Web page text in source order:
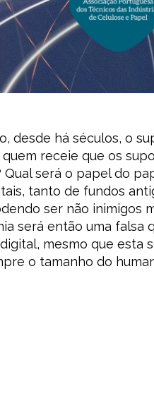
desde há séculos, o
receie que os
será o papel do
tanto de fundos
ser não inimigos
será então uma falsa
mesmo que esta
o tamanho do